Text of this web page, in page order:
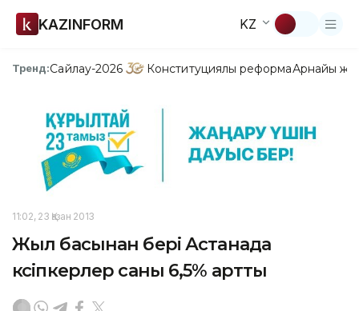
KAZINFORM KZ
Тренд:Сайлау-2026 Конституциялық реформаАрнайы
11:02, 23 Қазан 2013
Жыл басынан бері Астанада
кәсіпкерлер саны 6,5% артты